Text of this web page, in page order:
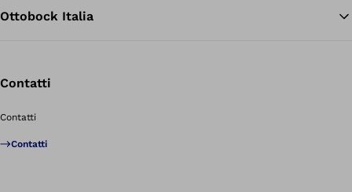
Ottobock Italia
Contatti
Contatti
Contatti